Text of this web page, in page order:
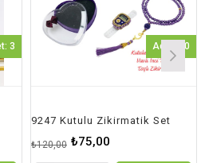
9247 Kutulu Zikirmatik Set
₺75,00
₺120,00
Adet: 20